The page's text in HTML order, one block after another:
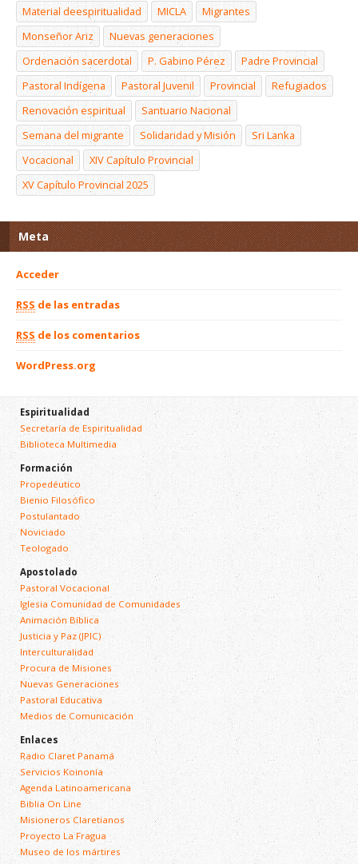
Material deespiritualidad
MICLA
Migrantes
Monseñor Ariz
Nuevas generaciones
Ordenación sacerdotal
P. Gabino Pérez
Padre Provincial
Pastoral Indígena
Pastoral Juvenil Provincial
Refugiados
Renovación espiritual
Santuario Nacional
Semana del migrante
Solidaridad y Misión
Sri Lanka
Vocacional
XIV Capítulo Provincial
XV Capítulo Provincial 2025
Meta
Acceder
RSS de las entradas
RSS de los comentarios
WordPress.org
Espiritualidad
Secretaría de Espiritualidad
Biblioteca Multimedia
Formación
Propedéutico
Bienio Filosófico
Postulantado
Noviciado
Teologado
Apostolado
Pastoral Vocacional
Iglesia Comunidad de Comunidades
Animación Bíblica
Justicia y Paz (JPIC)
Interculturalidad
Procura de Misiones
Nuevas Generaciones
Pastoral Educativa
Medios de Comunicación
Enlaces
Radio Claret Panamá
Servicios Koinonía
Agenda Latinoamericana
Biblia On Line
Misioneros Claretianos
Proyecto La Fragua
Museo de los mártires